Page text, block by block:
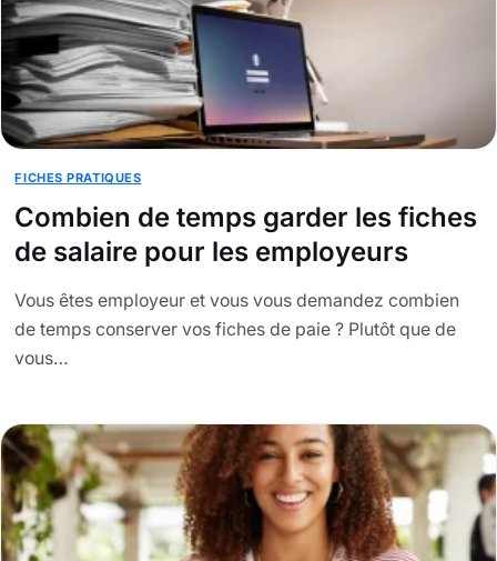
FICHES PRATIQUES
Combien de temps garder les fiches
de salaire pour les employeurs
Vous êtes employeur et vous vous demandez combien
de temps conserver vos fiches de paie ? Plutôt que de
vous…